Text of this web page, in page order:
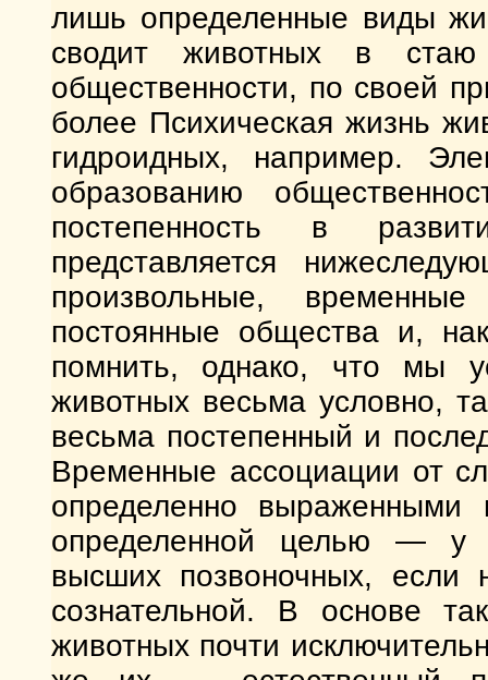
лишь определенные виды
сводит животных в
общественности, по своей
более Психическая жизнь
гидроидных, например.
образованию
постепенность в
представляется
произвольные,
постоянные общества и,
помнить, однако, что мы
животных весьма условно,
весьма постепенный и
Временные ассоциации от
определенно выраженными
определенной целью — у
высших позвоночных, если
сознательной. В основе
животных почти